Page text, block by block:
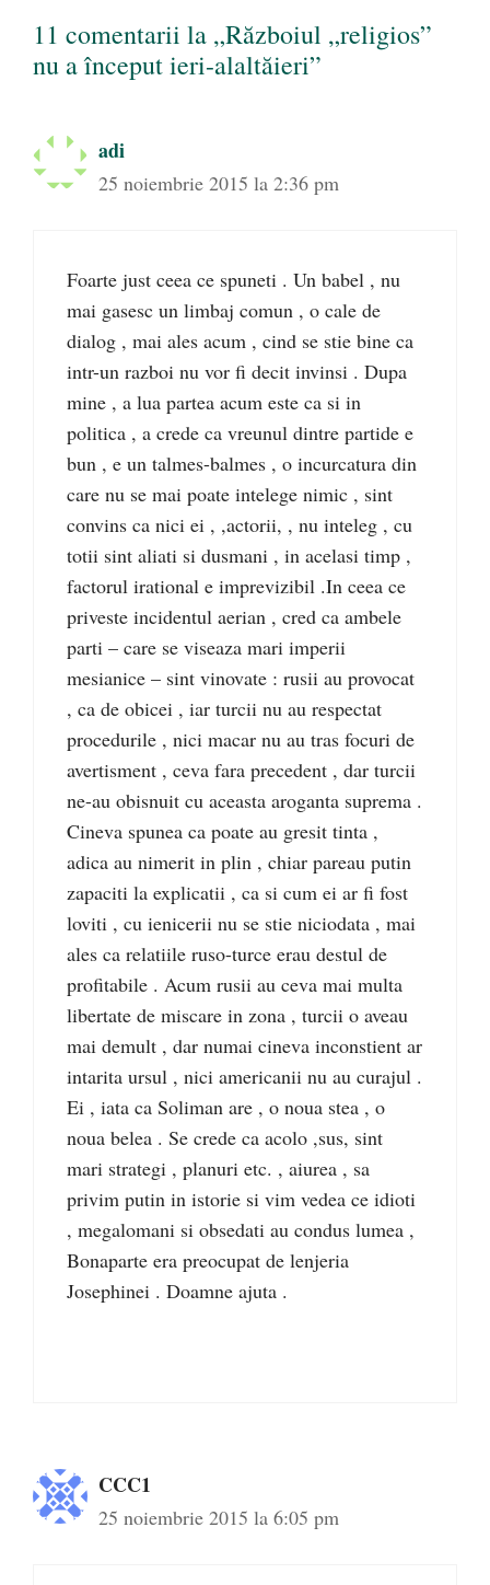
11 comentarii la „Războiul „religios”
nu a început ieri-alaltăieri”
adi
25 noiembrie 2015 la 2:36 pm
Foarte just ceea ce spuneti . Un babel , nu
mai gasesc un limbaj comun , o cale de
dialog , mai ales acum , cind se stie bine ca
intr-un razboi nu vor fi decit invinsi . Dupa
mine , a lua partea acum este ca si in
politica , a crede ca vreunul dintre partide e
bun , e un talmes-balmes , o incurcatura din
care nu se mai poate intelege nimic , sint
convins ca nici ei , ,actorii, , nu inteleg , cu
totii sint aliati si dusmani , in acelasi timp ,
factorul irational e imprevizibil .In ceea ce
priveste incidentul aerian , cred ca ambele
parti – care se viseaza mari imperii
mesianice – sint vinovate : rusii au provocat
, ca de obicei , iar turcii nu au respectat
procedurile , nici macar nu au tras focuri de
avertisment , ceva fara precedent , dar turcii
ne-au obisnuit cu aceasta aroganta suprema .
Cineva spunea ca poate au gresit tinta ,
adica au nimerit in plin , chiar pareau putin
zapaciti la explicatii , ca si cum ei ar fi fost
loviti , cu ienicerii nu se stie niciodata , mai
ales ca relatiile ruso-turce erau destul de
profitabile . Acum rusii au ceva mai multa
libertate de miscare in zona , turcii o aveau
mai demult , dar numai cineva inconstient ar
intarita ursul , nici americanii nu au curajul .
Ei , iata ca Soliman are , o noua stea , o
noua belea . Se crede ca acolo ,sus, sint
mari strategi , planuri etc. , aiurea , sa
privim putin in istorie si vim vedea ce idioti
, megalomani si obsedati au condus lumea ,
Bonaparte era preocupat de lenjeria
Josephinei . Doamne ajuta .
CCC1
25 noiembrie 2015 la 6:05 pm